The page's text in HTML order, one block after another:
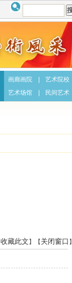
画廊画院
艺术场馆
艺术院校
民间艺术
收藏此文 】【 关闭窗口 】